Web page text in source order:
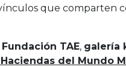
que comparten
Fundación TAE, galería
del Mundo